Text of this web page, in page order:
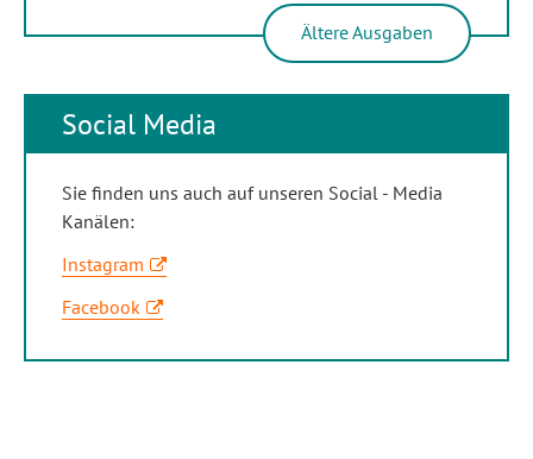
Ältere Ausgaben
Social Media
Sie finden uns auch auf unseren Social - Media
Kanälen:
Instagram
Facebook